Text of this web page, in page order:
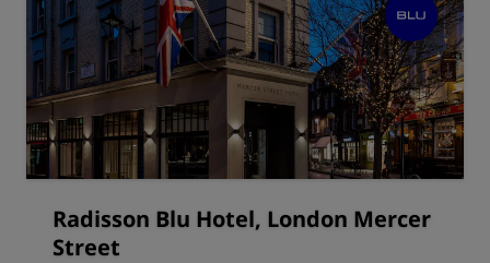
Radisson Blu Hotel, London Mercer
Street